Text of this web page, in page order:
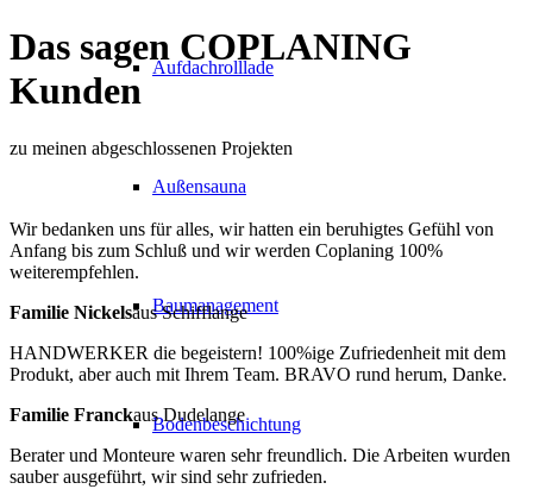
Aufdachrolllade
Außensauna
Baumanagement
Bodenbeschichtung
Das sagen COPLANING
Kunden
zu meinen abgeschlossenen Projekten
Wir bedanken uns für alles, wir hatten ein beruhigtes Gefühl von
Anfang bis zum Schluß und wir werden Coplaning 100%
weiterempfehlen.
Familie Nickelsaus Schifflange
HANDWERKER die begeistern! 100%ige Zufriedenheit mit dem
Produkt, aber auch mit Ihrem Team. BRAVO rund herum, Danke.
Familie Franckaus Dudelange
Berater und Monteure waren sehr freundlich. Die Arbeiten wurden
sauber ausgeführt, wir sind sehr zufrieden.